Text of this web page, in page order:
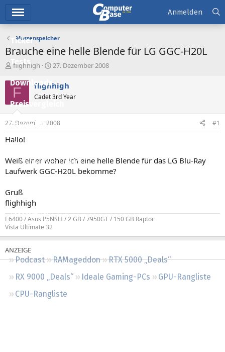
Ticker
Tests
Downloads
Preisvergleich
Forum
Aktuelles
Empfohlene Inhalte
Neueste Aktivitäten
Leserartikel
Podcast RAMageddon
RTX 5000 „Deals“
RX 9000 „Deals“
Ideale Gaming-PCs
GPU-Rangliste
CPU-Rangliste
Anmelden
Massenspeicher
Brauche eine helle Blende für LG GGC-H20L
E
s
e
e
r
flighhigh
E
s
e
l
t
27. Dezember 2008
F flighhigh
Cadet 3rd Year
27. Dezember 2008 #1
Hallo!
Weiß einer woher ich eine helle Blende für das LG Blu-Ray
Laufwerk GGC-H20L bekomme?
Gruß
flighhigh
E6400 / Asus P5NSLI / 2 GB / 7950GT / 150 GB Raptor
Vista Ultimate 32